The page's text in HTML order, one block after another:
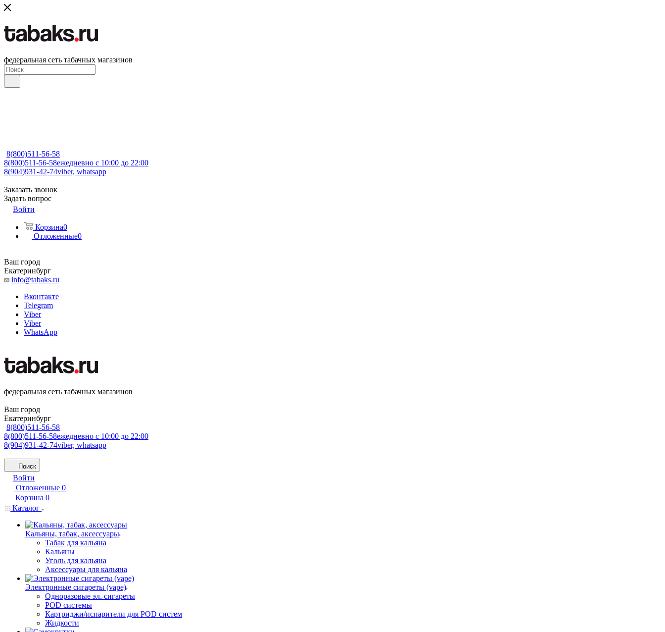
федеральная сеть табачных магазинов
8(800)511-56-58
8(800)511-56-58ежедневно с 10:00 до 22:00
8(904)931-42-74viber, whatsapp
Заказать звонок
Задать вопрос
Войти
Корзина0
Отложенные0
Ваш город
Екатеринбург
info@tabaks.ru
Вконтакте
Telegram
Viber
Viber
WhatsApp
федеральная сеть табачных магазинов
Ваш город
Екатеринбург
8(800)511-56-58
8(800)511-56-58ежедневно с 10:00 до 22:00
8(904)931-42-74viber, whatsapp
Поиск
Войти
Отложенные 0
Корзина 0
Каталог
Кальяны, табак, аксессуары
Табак для кальяна
Кальяны
Уголь для кальяна
Аксессуары для кальяна
Электронные сигареты (vape)
Одноразовые эл. сигареты
POD системы
Картриджи/испарители для POD систем
Жидкости